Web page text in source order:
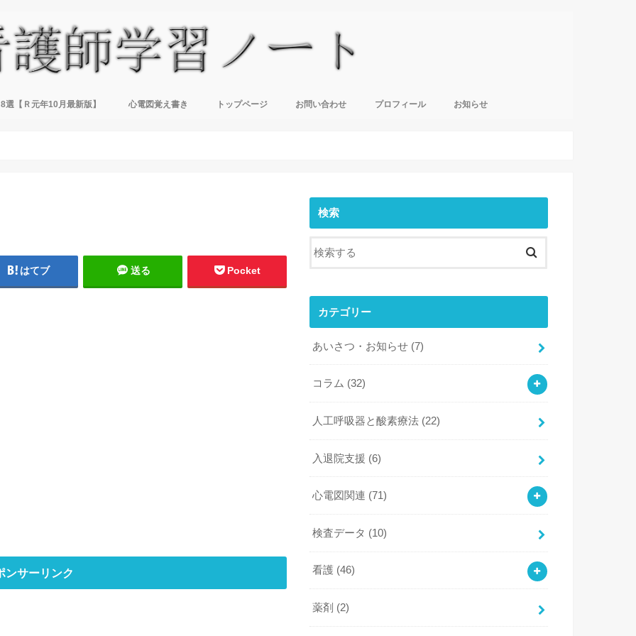
【Ｒ元年10月最新版】 心電図覚え書き トップページ お問い合わせ プロフィール お知らせ
はてブ 送る Pocket
ンサーリンク
検索
カテゴリー
あいさつ・お知らせ (7)
コラム (32)
人工呼吸器と酸素療法 (22)
入退院支援 (6)
心電図関連 (71)
検査データ (10)
看護 (46)
薬剤 (2)